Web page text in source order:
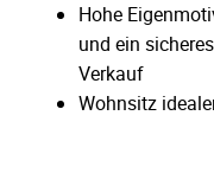
Hohe
und ein
Verkauf
Wohnsitz